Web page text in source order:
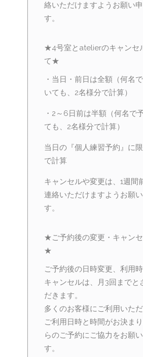
絡いただけますようお願い
す。
★4号室とatelierのキャンセ
て★
・当日・前日は全額（何名
いても、2名様分で計算）
・2～6日前は半額（何名で
ても、2名様分で計算）
当日の『個人練習予約』に
で計算
キャンセルや変更は、1週間
連絡いただけますようお願
す。
★ご予約後の変更・キャン
★
ご予約後の日時変更、利用時
キャンセルは、月3回までと
だきます。
多くのお客様にご利用いただ
ご利用日時と時間がお決ま
らのご予約にご協力をお願
す。